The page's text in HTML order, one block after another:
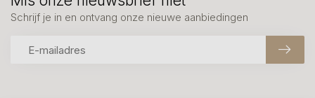
Schrijf je in en ontvang onze nieuwe aanbiedingen